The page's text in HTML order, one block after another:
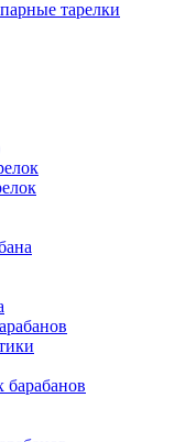
тарелки
барабанов